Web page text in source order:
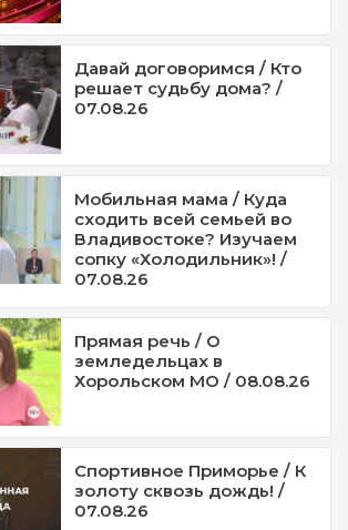
Давай договоримся / Кто
решает судьбу дома? /
07.08.26
Мобильная мама / Куда
сходить всей семьей во
Владивостоке? Изучаем
сопку «Холодильник»! /
07.08.26
Прямая речь / О
земледельцах в
Хорольском МО / 08.08.26
Спортивное Приморье / К
золоту сквозь дождь! /
07.08.26